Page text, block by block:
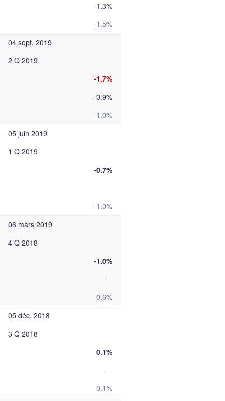
-1.3%
-1.5%
04 sept. 2019
2 Q 2019
-1.7%
-0.9%
-1.0%
05 juin 2019
1 Q 2019
-0.7%
—
-1.0%
06 mars 2019
4 Q 2018
-1.0%
—
0.6%
05 déc. 2018
3 Q 2018
0.1%
—
0.1%